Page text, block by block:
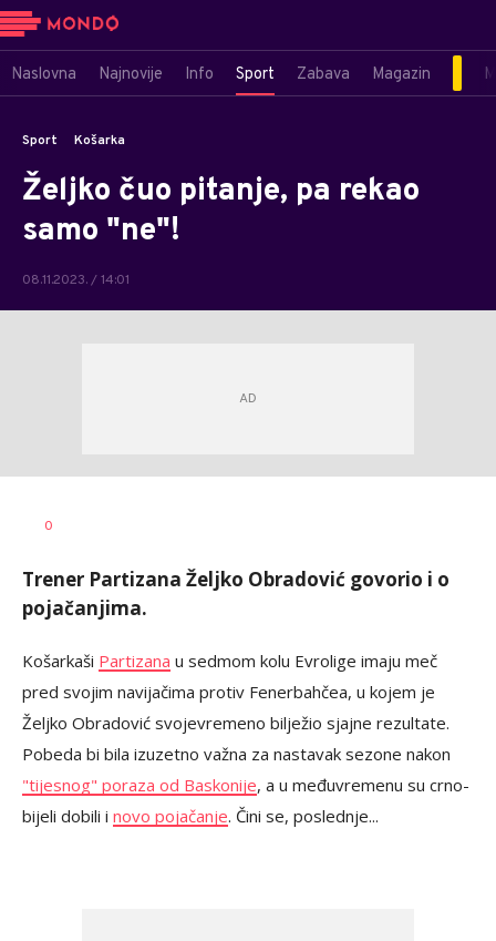
Naslovna Najnovije Info Sport Zabava Magazin
Sport Košarka
Željko čuo pitanje, pa rekao
samo "ne"!
08.11.2023. / 14:01
AUTOR
0
Trener Partizana Željko Obradović govorio i o
pojačanjima.
Košarkaši Partizana u sedmom kolu Evrolige imaju meč
pred svojim navijačima protiv Fenerbahčea, u kojem je
Željko Obradović svojevremeno bilježio sjajne rezultate.
Pobeda bi bila izuzetno važna za nastavak sezone nakon
"tijesnog" poraza od Baskonije, a u međuvremenu su crno-
bijeli dobili i novo pojačanje. Čini se, poslednje...